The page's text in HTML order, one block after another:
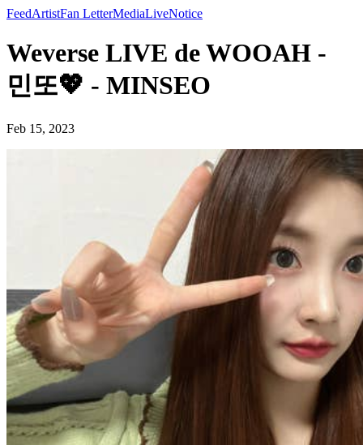
FeedArtistFan LetterMediaLiveNotice
Weverse LIVE de WOOAH -
민또💖 - MINSEO
Feb 15, 2023